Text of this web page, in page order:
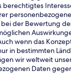
berechtigtes
der Bewertung
wenn das
in bestimmten
wir weltweit
Daten